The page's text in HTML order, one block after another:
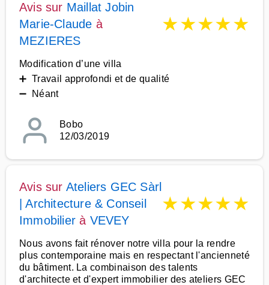
Avis sur Maillat Jobin
Marie-Claude à
MEZIERES
★★★★★
Modification d’une villa
➕ Travail approfondi et de qualité
➖ Néant
Bobo
12/03/2019
Avis sur Ateliers GEC Sàrl
| Architecture & Conseil
Immobilier à VEVEY
★★★★★
Nous avons fait rénover notre villa pour la rendre
plus contemporaine mais en respectant l'ancienneté
du bâtiment. La combinaison des talents
d'architecte et d'expert immobilier des ateliers GEC